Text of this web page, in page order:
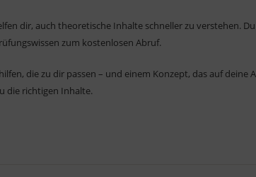
dir, auch theoretische Inhalte schneller zu verstehen.
zum kostenlosen Abruf.
die zu dir passen – und einem Konzept, das auf
die richtigen Inhalte.